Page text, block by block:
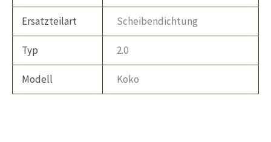
Ersatzteilart Scheibendichtung
Typ 2.0
Modell Koko